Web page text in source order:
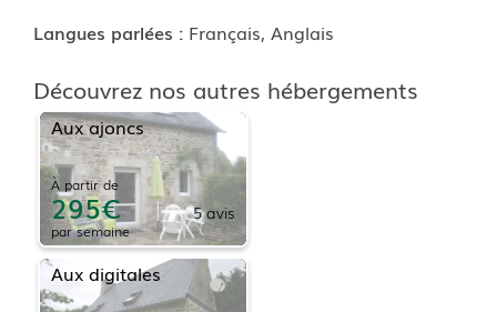
Langues parlées : Français, Anglais
Découvrez nos autres hébergements
Aux ajoncs
À partir de
295
parsemaine
5avis
Aux digitales